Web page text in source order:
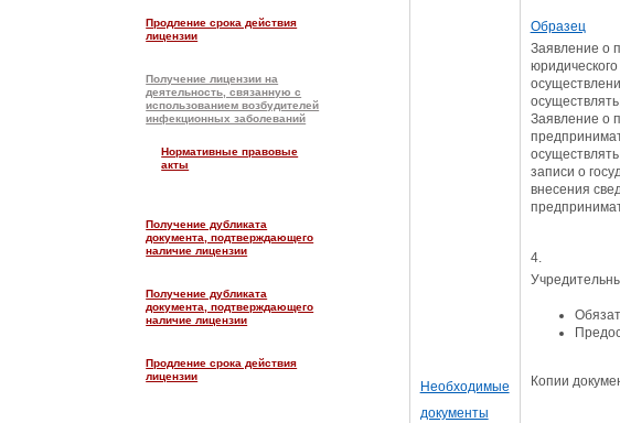
Продление срока действия
лицензии
Получение лицензии на
деятельность, связанную с
использованием возбудителей
инфекционных заболеваний
Нормативные правовые
акты
Получение дубликата
документа, подтверждающего
наличие лицензии
Получение дубликата
документа, подтверждающего
наличие лицензии
Продление срока действия
лицензии
Необходимые
документы
Образец
Заявление о
Заявление о
записи о
внесения
4.
Копии